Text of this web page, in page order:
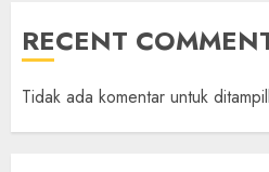
RECENT
Tidak ada komentar untuk